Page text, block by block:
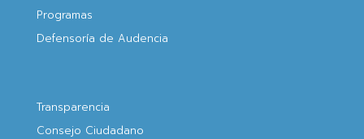
Programas
Defensoría de Audencia
Transparencia
Consejo Ciudadano